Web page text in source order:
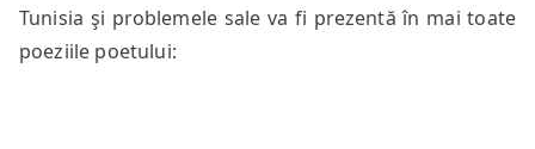
Tunisia şi problemele sale va fi prezentă în mai toate
poeziile poetului: